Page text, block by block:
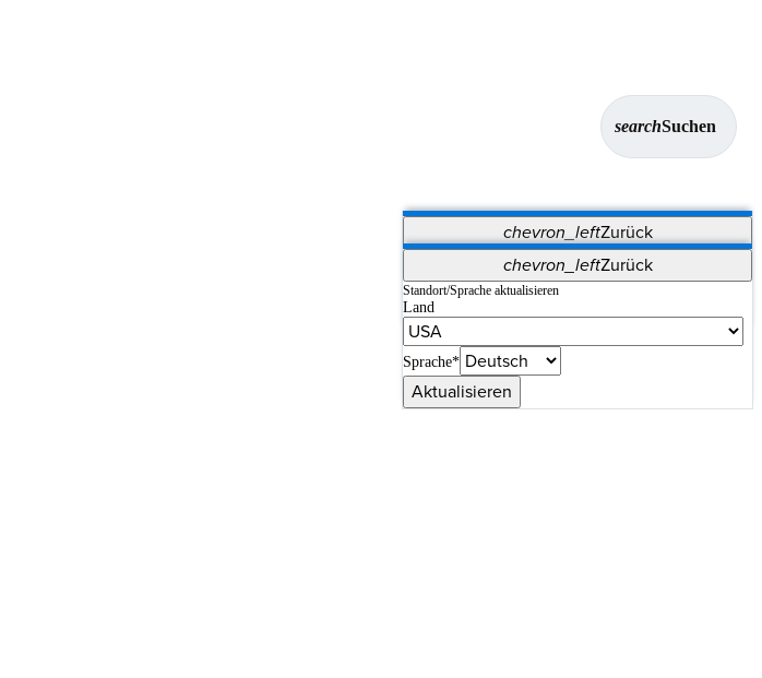
searchSuchen
chevron_leftZurück
Vet Systems OrthoPedia Patient
Supplier Portal
Synergy-Bildgebung und -Resektion
chevron_leftZurück
Standort/Sprache aktualisieren
Land
Sprache*
Aktualisieren